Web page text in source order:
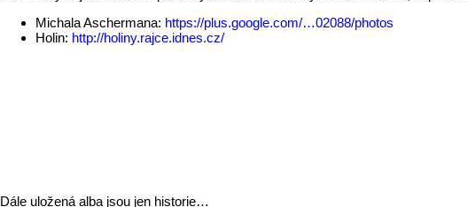
Michala Aschermana: https://plus.google.com/…02088/photos
Holin: http://holiny.rajce.idnes.cz/
Dále uložená alba jsou jen historie…